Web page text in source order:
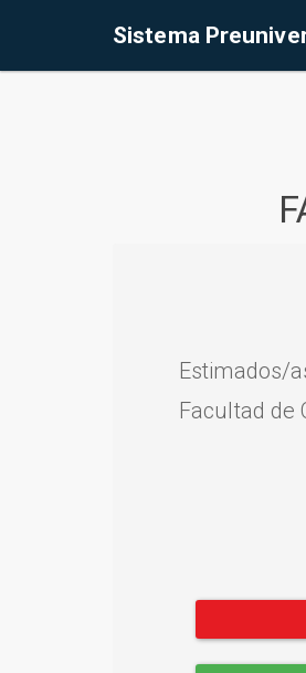
Sistema
Estimados/
Facultad de